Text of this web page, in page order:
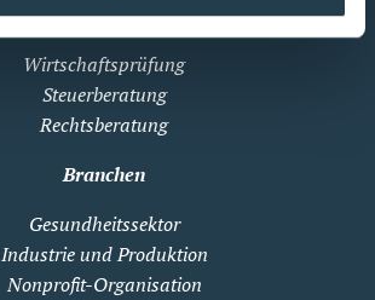
Leistungen
Wirtschaftsprüfung
Steuerberatung
Rechtsberatung
Branchen
Gesundheitssektor
Industrie und Produktion
Nonprofit-Organisation